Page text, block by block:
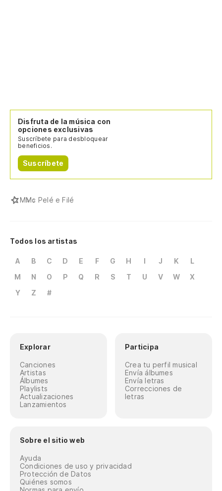
Disfruta de la música con
opciones exclusivas
Suscríbete para desbloquear
beneficios.
Suscríbete
MMc Pelé e Filé
Todos los artistas
A B C D E F G H I J K
L
M
N O P Q R S T U V W
X
Y
Z #
Explorar
Canciones
Artistas
Álbumes
Playlists
Actualizaciones
Lanzamientos
Participa
Crea tu perfil musical
Envía álbumes
Envía letras
Correcciones de
letras
Sobre el sitio web
Ayuda
Condiciones de uso y privacidad
Protección de Datos
Quiénes somos